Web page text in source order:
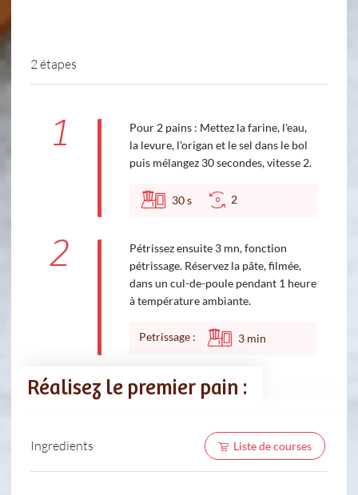
2 étapes
1
Pour 2 pains : Mettez la farine, l'eau,
la levure, l'origan et le sel dans le bol
puis mélangez 30 secondes, vitesse 2.
30s 2
2
Pétrissez ensuite 3 mn, fonction
pétrissage. Réservez la pâte, filmée,
dans un cul-de-poule pendant 1 heure
à température ambiante.
Petrissage : 3 min
Réalisez le premier pain :
Ingredients Liste de courses